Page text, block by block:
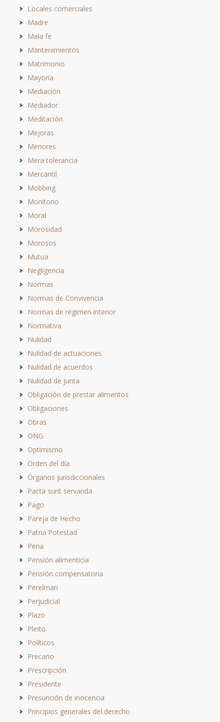
Locales comerciales
Madre
Mala fe
Mantenimientos
Matrimonio
Mayoría
Mediación
Mediador
Meditación
Mejoras
Menores
Mera tolerancia
Mercantil
Mobbing
Monitorio
Moral
Morosidad
Morosos
Mutua
Negligencia
Normas
Normas de Convivencia
Normas de régimen interior
Normativa
Nulidad
Nulidad de actuaciones
Nulidad de acuerdos
Nulidad de junta
Obligación de prestar alimentos
Obligaciones
Obras
ONG
Optimismo
Orden del día
Órganos jurisdiccionales
Pacta sunt servanda
Pago
Pareja de Hecho
Patria Potestad
Pena
Pensión alimenticia
Pensión compensatoria
Perelman
Perjudicial
Plazo
Pleito
Políticos
Precario
Prescripción
Presidente
Presunción de inocencia
Principios generales del derecho